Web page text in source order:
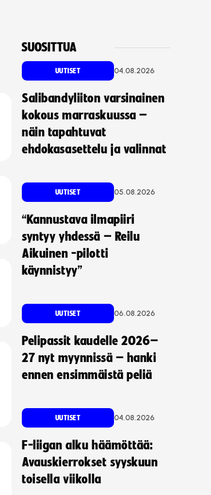
SUOSITTUA
UUTISET 04.08.2026
Salibandyliiton varsinainen
kokous marraskuussa –
näin tapahtuvat
ehdokasasettelu ja valinnat
UUTISET 05.08.2026
“Kannustava ilmapiiri
syntyy yhdessä – Reilu
Aikuinen -pilotti
käynnistyy”
UUTISET 06.08.2026
Pelipassit kaudelle 2026–
27 nyt myynnissä – hanki
ennen ensimmäistä peliä
UUTISET 04.08.2026
F-liigan alku häämöttää:
Avauskierrokset syyskuun
toisella viikolla